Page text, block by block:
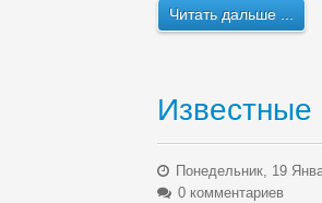
Читать дальше ...
Понедельник, 19
0 комментариев